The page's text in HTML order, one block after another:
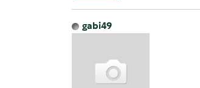
gabi49